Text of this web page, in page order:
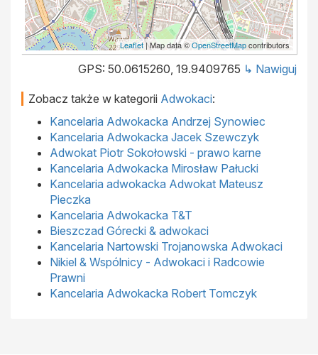
Leaflet| Map data ©OpenStreetMapcontributors
GPS: 50.0615260, 19.9409765 ↳ Nawiguj
Zobacz także w kategorii Adwokaci:
Kancelaria Adwokacka Andrzej Synowiec
Kancelaria Adwokacka Jacek Szewczyk
Adwokat Piotr Sokołowski - prawo karne
Kancelaria Adwokacka Mirosław Pałucki
Kancelaria adwokacka Adwokat Mateusz
Pieczka
Kancelaria Adwokacka T&T
Bieszczad Górecki & adwokaci
Kancelaria Nartowski Trojanowska Adwokaci
Nikiel & Wspólnicy - Adwokaci i Radcowie
Prawni
Kancelaria Adwokacka Robert Tomczyk